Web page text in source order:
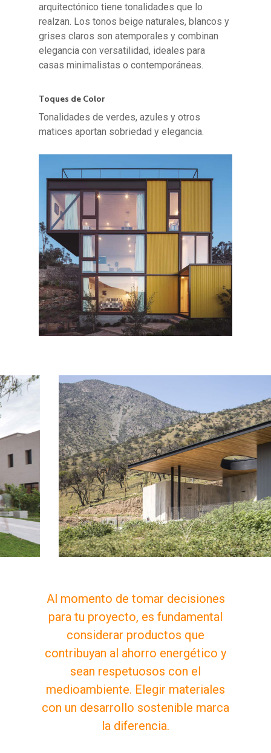
arquitectónico tiene tonalidades que lo
realzan. Los tonos beige naturales, blancos y
grises claros son atemporales y combinan
elegancia con versatilidad, ideales para
casas minimalistas o contemporáneas.
Toques de Color
Tonalidades de verdes, azules y otros
matices aportan sobriedad y elegancia.
Al momento de tomar decisiones
para tu proyecto, es fundamental
considerar productos que
contribuyan al ahorro energético y
sean respetuosos con el
medioambiente. Elegir materiales
con un desarrollo sostenible marca
la diferencia.